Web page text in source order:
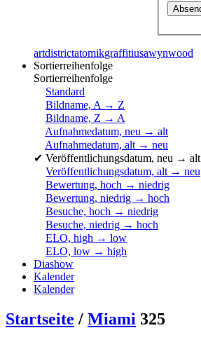
artdistrictatomikgraffitiusawynwood
Sortierreihenfolge
Sortierreihenfolge
Standard
Bildname, A → Z
Bildname, Z → A
Aufnahmedatum, neu → alt
Aufnahmedatum, alt → neu
✔ Veröffentlichungsdatum, neu → alt
Veröffentlichungsdatum, alt → neu
Bewertung, hoch → niedrig
Bewertung, niedrig → hoch
Besuche, hoch → niedrig
Besuche, niedrig → hoch
ELO, high → low
ELO, low → high
Diashow
Kalender
Kalender
Startseite / Miami 325